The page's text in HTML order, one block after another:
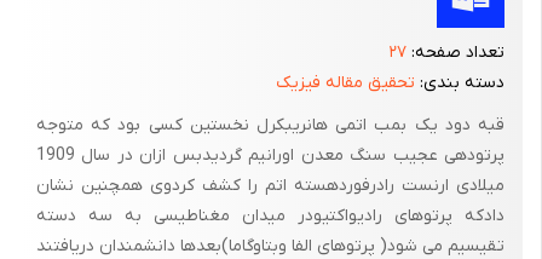
نوع تحقیق
نوع تحقیق ما از نوع تحقیق کتابخانه ای ،به صورت مراجعه به
کتابخانه، فیش برداری ،قرائت فیش ها ،نسخه برداری و خلاصه کردن
تعداد صفحه: ۲۷
دسته بندی: تحقیق مقاله فیزیک
قبه دود یک بمب اتمی هانریبکرل نخستین کسی بود که متوجه
پرتودهی عجیب سنگ معدن اورانیم گردیدبس ازان در سال 1909
میلادی ارنست رادرفوردهسته اتم را کشف کردوی همچنین نشان
دادکه پرتوهای رادیواکتیودر میدان مغناطیسی به سه دسته
تقیسیم می شود( پرتوهای الفا وبتاوگاما)بعدها دانشمندان دریافتند